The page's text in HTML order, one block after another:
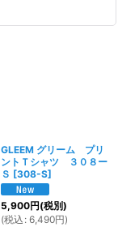
GLEEM グリーム プリ
ントＴシャツ ３０８ー
Ｓ [308-S]
5,900円(税別)
(税込 : 6,490円)